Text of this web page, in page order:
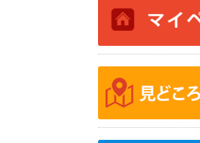
コース&アクセス
コース&アクセス